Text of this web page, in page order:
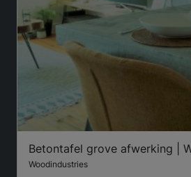
Betontafel grove afwerking |
Woodindustries